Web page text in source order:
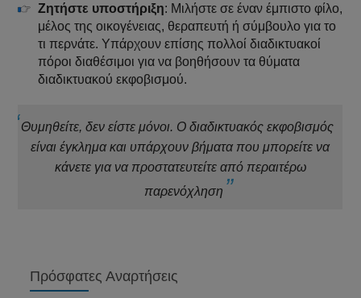
Ζητήστε υποστήριξη: Μιλήστε σε έναν έμπιστο φίλο,
μέλος της οικογένειας, θεραπευτή ή σύμβουλο για το
τι περνάτε. Υπάρχουν επίσης πολλοί διαδικτυακοί
πόροι διαθέσιμοι για να βοηθήσουν τα θύματα
διαδικτυακού εκφοβισμού.
Θυμηθείτε, δεν είστε μόνοι. Ο διαδικτυακός εκφοβισμός
είναι έγκλημα και υπάρχουν βήματα που μπορείτε να
κάνετε για να προστατευτείτε από περαιτέρω
παρενόχληση
Πρόσφατες Αναρτήσεις